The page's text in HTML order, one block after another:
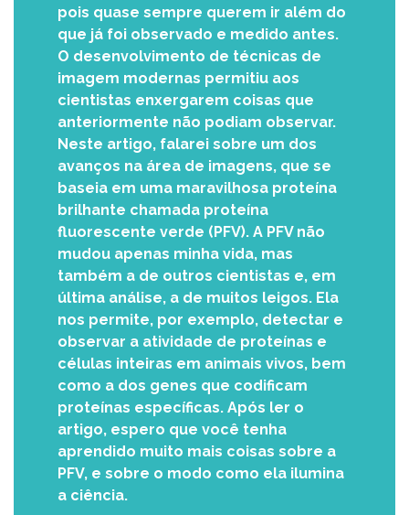
pois quase sempre querem ir além do
que já foi observado e medido antes.
O desenvolvimento de técnicas de
imagem modernas permitiu aos
cientistas enxergarem coisas que
anteriormente não podiam observar.
Neste artigo, falarei sobre um dos
avanços na área de imagens, que se
baseia em uma maravilhosa proteína
brilhante chamada proteína
fluorescente verde (PFV). A PFV não
mudou apenas minha vida, mas
também a de outros cientistas e, em
última análise, a de muitos leigos. Ela
nos permite, por exemplo, detectar e
observar a atividade de proteínas e
células inteiras em animais vivos, bem
como a dos genes que codificam
proteínas específicas. Após ler o
artigo, espero que você tenha
aprendido muito mais coisas sobre a
PFV, e sobre o modo como ela ilumina
a ciência.